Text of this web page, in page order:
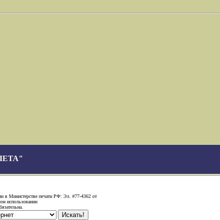
в Министерстве печати РФ: Эл. #77-4362 от
использовании